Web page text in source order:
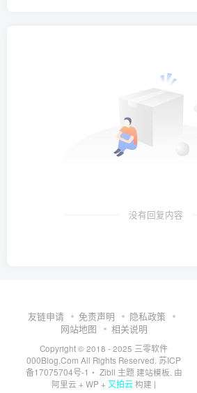
没有回复内容
友链申请 免责声明
隐私政策
网站地图
相关说明
Copyright © 2018 - 2025 三零软件
000Blog.Com All Rights Reserved. 苏ICP
备17075704号-1 ・ Zibll 主题建站模板. 由
阿里云 + WP + 又拍云构建 |